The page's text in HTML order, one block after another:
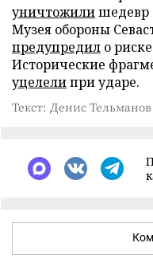
уничтожилишедевр
Музея обороны
предупредил о
Исторические
уцелелипри ударе.
Текст: Денис Тельманов